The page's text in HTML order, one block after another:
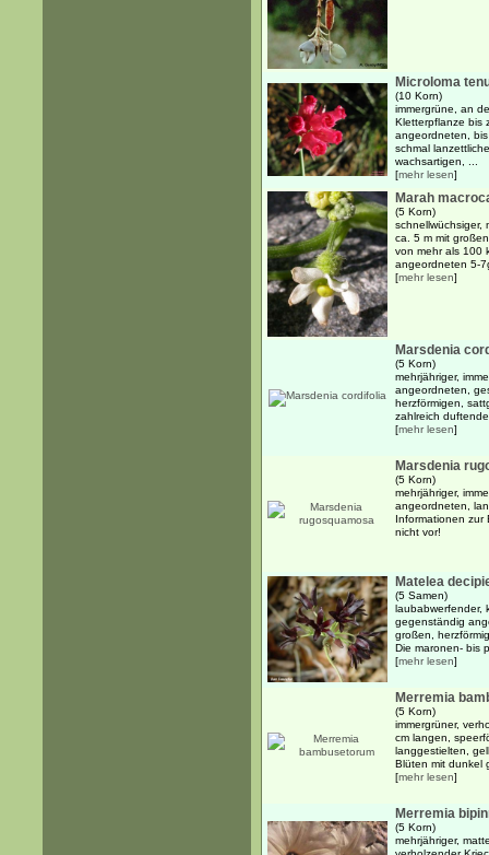
Microloma
(10 Korn)
immergrüne, an
Kletterpflanze bis
angeordneten,
schmal
wachsartigen, ...
[mehr lesen]
Marah
(5 Korn)
schnellwüchsiger,
ca. 5 m mit
von mehr als 100
angeordneten 5-
[mehr lesen]
Marsdenia
(5 Korn)
mehrjähriger,
angeordneten,
herzförmigen,
zahlreich
[mehr lesen]
Marsdenia
(5 Korn)
mehrjähriger,
angeordneten,
Informationen zur
nicht vor!
Matelea
(5 Samen)
laubabwerfender,
gegenständig
großen,
Die maronen- bis
[mehr lesen]
Merremia
(5 Korn)
immergrüner,
cm langen,
langgestielten,
Blüten mit dunkel
[mehr lesen]
Merremia
(5 Korn)
mehrjähriger,